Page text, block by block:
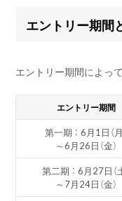
エントリー期間
エントリー期間によっ
エントリー期間
第一期 ： 6月1日（月
～6月26日（金）
第二期 ： 6月27日（
～7月24日（金）